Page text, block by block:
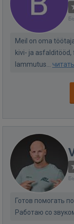
Meil on oma
kivi- ja
lammutus...
Готов помогать
Работаю со